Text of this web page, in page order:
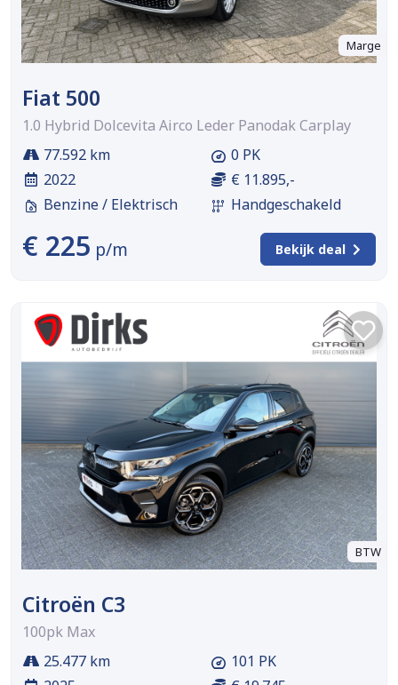
Marge
Fiat 500
1.0 Hybrid Dolcevita Airco Leder Panodak Carplay
77.592 km
2022
Benzine / Elektrisch
0 PK
€ 11.895,-
Handgeschakeld
€ 225 p/m Bekijk deal
BTW
Citroën C3
100pk Max
25.477 km
101 PK